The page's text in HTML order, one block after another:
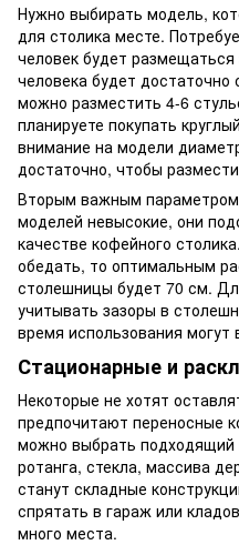
Нужно выбирать модель,
для столика месте.
человек будет
человека будет достаточно
можно разместить 4-6
планируете покупать
внимание на модели
достаточно, чтобы
Вторым важным
моделей невысокие, они
качестве кофейного
обедать, то оптимальным
столешницы будет 70 см.
учитывать зазоры в
время использования могут
Стационарные и
Некоторые не хотят
предпочитают переносные
можно выбрать подходящий
ротанга, стекла, массива
станут складные
спрятать в гараж или
много места.